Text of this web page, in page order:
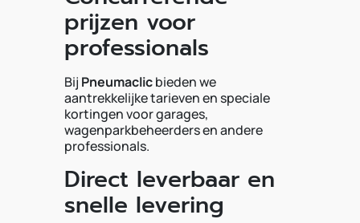
prijzen voor
professionals
Bij Pneumaclicbieden we
aantrekkelijke tarieven en speciale
kortingen voor garages,
wagenparkbeheerders en andere
professionals.
Direct leverbaar en
snelle levering